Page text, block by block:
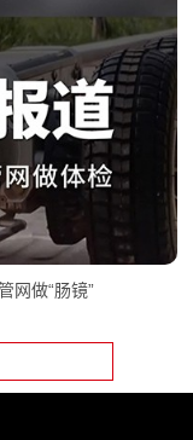
网做“肠镜”